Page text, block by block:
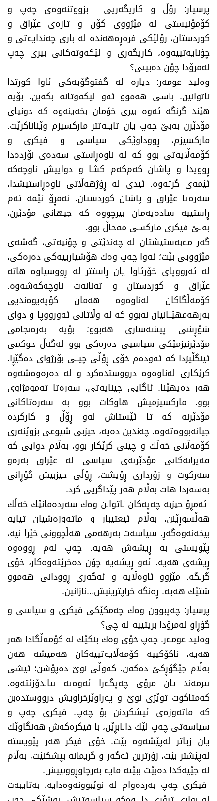
پرسیار: رۆڵ و كاریگەریی بزووتنەوەی چەپ و
كۆمۆنیستی لە مێژووی كۆن و تازەی عێراق و
كوردستان، رۆلێكی فرەڕەهەندە لە باری چەندایەتی و
چۆنایەتییەوە، كاریگەری و لێكەوتەكانی بیری چەپ
لەمرۆدا چۆن دەبینی؟
وه‌لید عومه‌ر: دیاره‌ له‌ گفتوگۆیه‌كی ئاوا كورتدا
ناتوانین، باسی هه‌موو ئه‌و لیكه‌وتانه‌ بكه‌ین. بۆیه‌
هێند گرنگه‌ ئه‌وه‌ بیری خۆمان بخه‌ینه‌وه‌ كه‌ دونیای
مۆدێرن به‌بێ چه‌پ یان تایبه‌تتر ماركسیزم وێناناكرێت.
ماركسیزم، ڕووداوێكی سیاسی و فیكری و
كۆمه‌ڵایه‌تی بوو كه‌ له‌ ناوه‌ڕاستی سه‌ده‌ی نۆزده‌دا
ڕوویدا و پاشان كه‌م‌كه‌م كشا و دواییش ناوچه‌كه‌
ئێمه‌ی گرته‌وه‌. ئیدی له‌ ڕۆژهه‌ڵاتی ناوه‌ڕاستیشدا،
سه‌ره‌تا عێراق و پاشان كوردستان. ئه‌مڕۆ ئێمه‌ ئه‌م
ڕاستییه‌ ساده‌یه‌مان بیرچووه‌ كه‌ جیهانی مۆدێرن،
به‌بێ فیكری ماركسی مه‌حاڵ بوو.
گه‌ر مه‌به‌ستیشتان له‌ چه‌ندێتی و چۆنیه‌تی، گه‌شه‌ی
مێژوویی بێت؛ ئه‌وا چه‌پ وه‌ك هۆشیارییه‌كی ده‌ره‌كی،
له‌ ئه‌رووپای خۆرئاوا یان ڕاستتر له‌ ڕووسیاوه‌‌ هاته‌
عێراق و كوردستان و ته‌نانه‌ت ناوچه‌كه‌شه‌وه‌.
كۆمه‌ڵگاكان له‌ناوه‌وه‌ هه‌مان كۆپه‌یوه‌ندیی
به‌رهه‌مهێنانیان نه‌بوو كه‌ له‌ وڵاتانی ئه‌ورووپا و دوای
شۆڕشی پیشه‌سازی هه‌بوو؛ بۆیه‌ به‌ره‌نجامی
مۆدێرنیزمێكی سیاسیی ده‌ره‌كی بوو له‌گه‌ڵ حوكمی
ئینگڵیزدا كه‌ ئه‌وده‌م خۆی ڕۆڵی چینی بۆرژوای ده‌گێڕا.
كرێكاری له‌ناوه‌وه‌ درووستده‌كرد و له‌ ده‌ره‌وه‌شه‌وه‌
هه‌ر ده‌یهێنا. ئاگایی چینایه‌تی، سه‌ره‌تا ته‌مومژاوی
بوو. ماركسیزمیش هاوكات بوو به‌ سه‌ره‌تاكانی
مۆدێرنه‌ كه‌ تا ئێستاش له‌و ڕۆڵ و كاركرده‌
جیانه‌بووه‌ته‌وه‌. چه‌ندین ده‌یه‌، حیزبی شیوعی بزوێنه‌ری
كۆمه‌ڵانی خه‌ڵك و چینی كرێكار بوو، به‌ڵام دوایی كه‌
قه‌یرانه‌كانی مۆدێرنه‌ی سیاسی له‌ عێراق به‌ره‌و
سه‌ركوت و زۆرداری ڕۆیشت، ڕۆڵی حیزبیش گۆڕانی
به‌سه‌ردا هات به‌ڵام هه‌ر پێداگریی كرد.
ئه‌مڕۆ حیزبه‌ چه‌په‌كان ناتوانن وه‌ك سه‌رده‌مانێك خه‌ڵك
هه‌ڵسوڕێنن، به‌ڵام ئیعتیبار و ماته‌وزه‌شیان تیایه‌
بیخه‌نه‌وه‌گه‌ڕ. سیاسه‌ت به‌رهه‌می هه‌ڵچوونی خێرا نیه‌،
پێویستی به‌ ڕیشه‌ش هه‌یه‌. چه‌پ له‌م ڕووه‌وه‌
ڕیشه‌ی هه‌یه‌. ئه‌و ڕیشه‌یه‌ چۆن ده‌خرێته‌وه‌كار، خۆی
گرنگه‌. مێژوو ئاوه‌ڵایه‌ و ئه‌گه‌ری ڕوودانی هه‌موو
شتێك هه‌یه‌. ڕه‌نگه‌ خراپترینیش...نازانین.
پرسیار: چەپبوون وەك چەمكێكی فیكری و سیاسی و
گۆڕاو لەمرۆدا بریتییە لە چی؟
وه‌لید عومه‌ر: چه‌پ خۆی وه‌ك بنكێك له‌ كۆمه‌ڵگادا هه‌ر
هه‌یه‌، ناكۆكییه‌ كۆمه‌ڵایه‌تییه‌كان هه‌میشه‌ هه‌ن
به‌ڵام جێگۆڕكێ ده‌كه‌ن، كه‌وڵی نوێ ده‌پۆشن؛ ئیشی
بیرمه‌ند یان مرۆی چه‌پگه‌را ئه‌وه‌یه‌ بیاندۆزێته‌وه‌.
كه‌متاكوت توێژی نوێ و په‌راوێزخراویش درووستده‌بن
كه‌ ماته‌وزه‌ی ئیشكردنن بۆ چه‌پ. فیكری چه‌پ و
سیاسه‌تی چه‌پ لێك دانابڕێن، با فیكره‌كه‌ش هه‌نگاوێك
یان زیاتر له‌پێشه‌وه‌ بێت. خۆی فیكر هه‌ر پێویسته‌
له‌پێشتر بێت، زۆرترین ئه‌گه‌ر و گریمانه بپشكنێت، به‌ڵام
له‌ جێیه‌كدا ده‌بێت ببێته‌ مایه‌ به‌رچاوڕوونییش.‌
فیكری چه‌پ به‌رده‌وام له‌ نوێبوونه‌وه‌دایه‌، به‌تایبه‌ت